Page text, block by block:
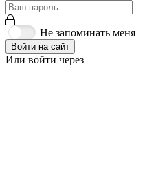
Не запоминать меня
Войти на сайт
Или войти через